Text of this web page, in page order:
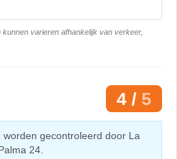
varieren afhankelijk van verkeer,
4 / 5
worden gecontroleerd door La
24.